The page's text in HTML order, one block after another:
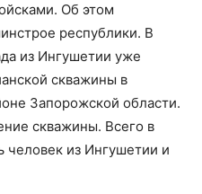
Об этом
республики. В
из Ингушетии уже
скважины в
Запорожской области.
скважины. Всего в
человек из Ингушетии и